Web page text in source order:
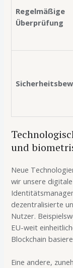
Regelmäßige
Überprüfung
und
Neue
wir unsere
dezentralisierte
Nutzer.
EU-weit
Blockchain
Eine andere,